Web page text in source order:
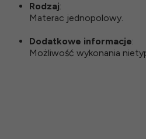
Rodzaj:
Materac jednopolowy.
Dodatkowe informacje:
Możliwość wykonania